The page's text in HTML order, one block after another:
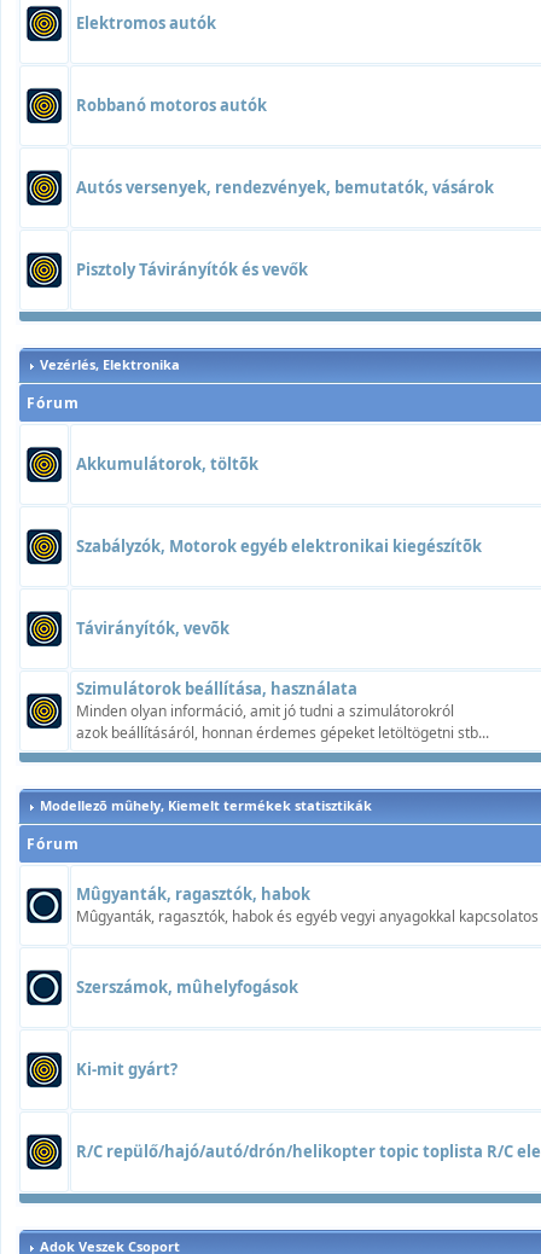
Elektromos autók
Robbanó motoros autók
Autós versenyek, rendezvények, bemutatók, vásárok
Pisztoly Távirányítók és vevők
Vezérlés, Elektronika
Fórum
Akkumulátorok, töltõk
Szabályzók, Motorok egyéb elektronikai kiegészítõk
Távirányítók, vevõk
Szimulátorok beállítása, használata
Minden olyan információ, amit jó tudni a szimulátorokról
azok beállításáról, honnan érdemes gépeket letöltögetni stb...
Modellezõ mûhely, Kiemelt termékek statisztikák
Fórum
Mûgyanták, ragasztók, habok
Mûgyanták, ragasztók, habok és egyéb vegyi anyagokkal
Szerszámok, mûhelyfogások
Ki-mit gyárt?
R/C repülő/hajó/autó/drón/helikopter topic toplista R/C
Adok Veszek Csoport